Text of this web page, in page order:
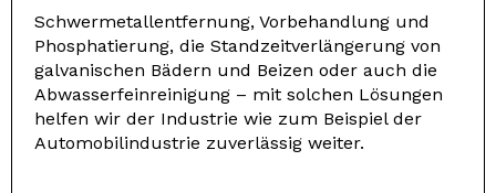
Schwermetallentfernung, Vorbehandlung und
Phosphatierung, die Standzeitverlängerung von
galvanischen Bädern und Beizen oder auch die
Abwasserfeinreinigung – mit solchen Lösungen
helfen wir der Industrie wie zum Beispiel der
Automobilindustrie zuverlässig weiter.